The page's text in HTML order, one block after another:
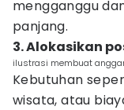
mengganggu
panjang.
3. Alokasikan
ilustrasi membuat
Kebutuhan
wisata, atau